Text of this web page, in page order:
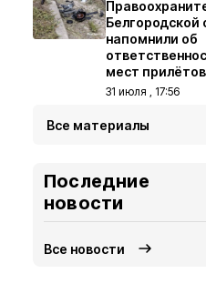
Белгородской
напомнили об
мест прилётов
31 июля , 17:56
Все материалы
Последние
новости
Все новости